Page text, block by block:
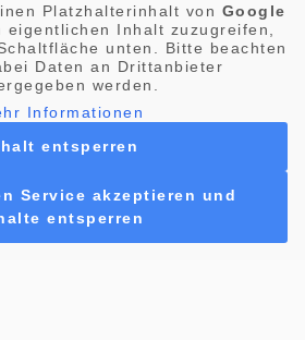
Platzhalterinhalt von Google
eigentlichen Inhalt zuzugreifen,
unten. Bitte beachten
Daten an Drittanbieter
werden.
Informationen
entsperren
Service akzeptieren und
entsperren